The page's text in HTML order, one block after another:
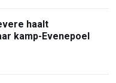
haalt
kamp-Evenepoel